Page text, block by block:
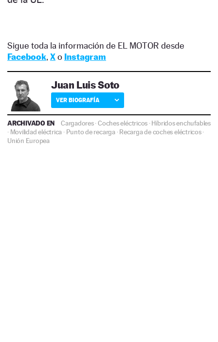
Sigue toda la información de EL MOTOR desde
Facebook, Xo Instagram
Juan Luis Soto
VER BIOGRAFÍA
ARCHIVADO EN Cargadores·Coches eléctricos ·Híbridos enchufables
· Movilidad eléctrica · Punto de recarga·Recarga de coches eléctricos·
Unión Europea